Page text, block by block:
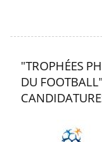
"TROPHÉES
DU